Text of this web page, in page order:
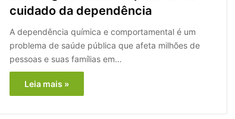
cuidado da dependência
A dependência química e comportamental é um
problema de saúde pública que afeta milhões de
pessoas e suas famílias em…
Leia mais »